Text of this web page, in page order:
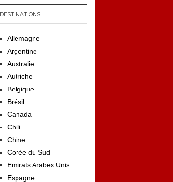
DESTINATIONS
Allemagne
Argentine
Australie
Autriche
Belgique
Brésil
Canada
Chili
Chine
Corée du Sud
Emirats Arabes Unis
Espagne